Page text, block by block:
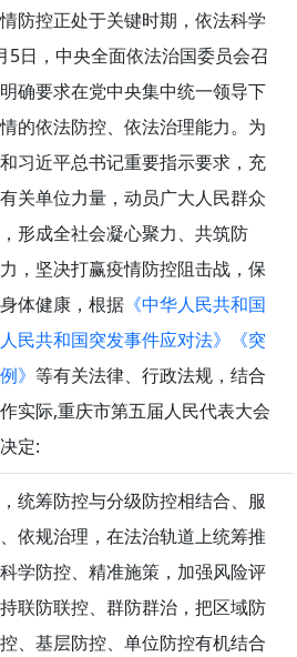
防控正处于关键时期，依法科学
5日，中央全面依法治国委员会召
确要求在党中央集中统一领导下
的依法防控、依法治理能力。为
习近平总书记重要指示要求，充
关单位力量，动员广大人民群众
形成全社会凝心聚力、共筑防
，坚决打赢疫情防控阻击战，保
体健康，根据 《中华人民共和国
人民共和国突发事件应对法》
《突
》 等有关法律、行政法规，结合
实际,重庆市第五届人民代表大会
定:
统筹防控与分级防控相结合、服
依规治理，在法治轨道上统筹推
学防控、精准施策，加强风险评
联防联控、群防群治，把区域防
、基层防控、单位防控有机结合